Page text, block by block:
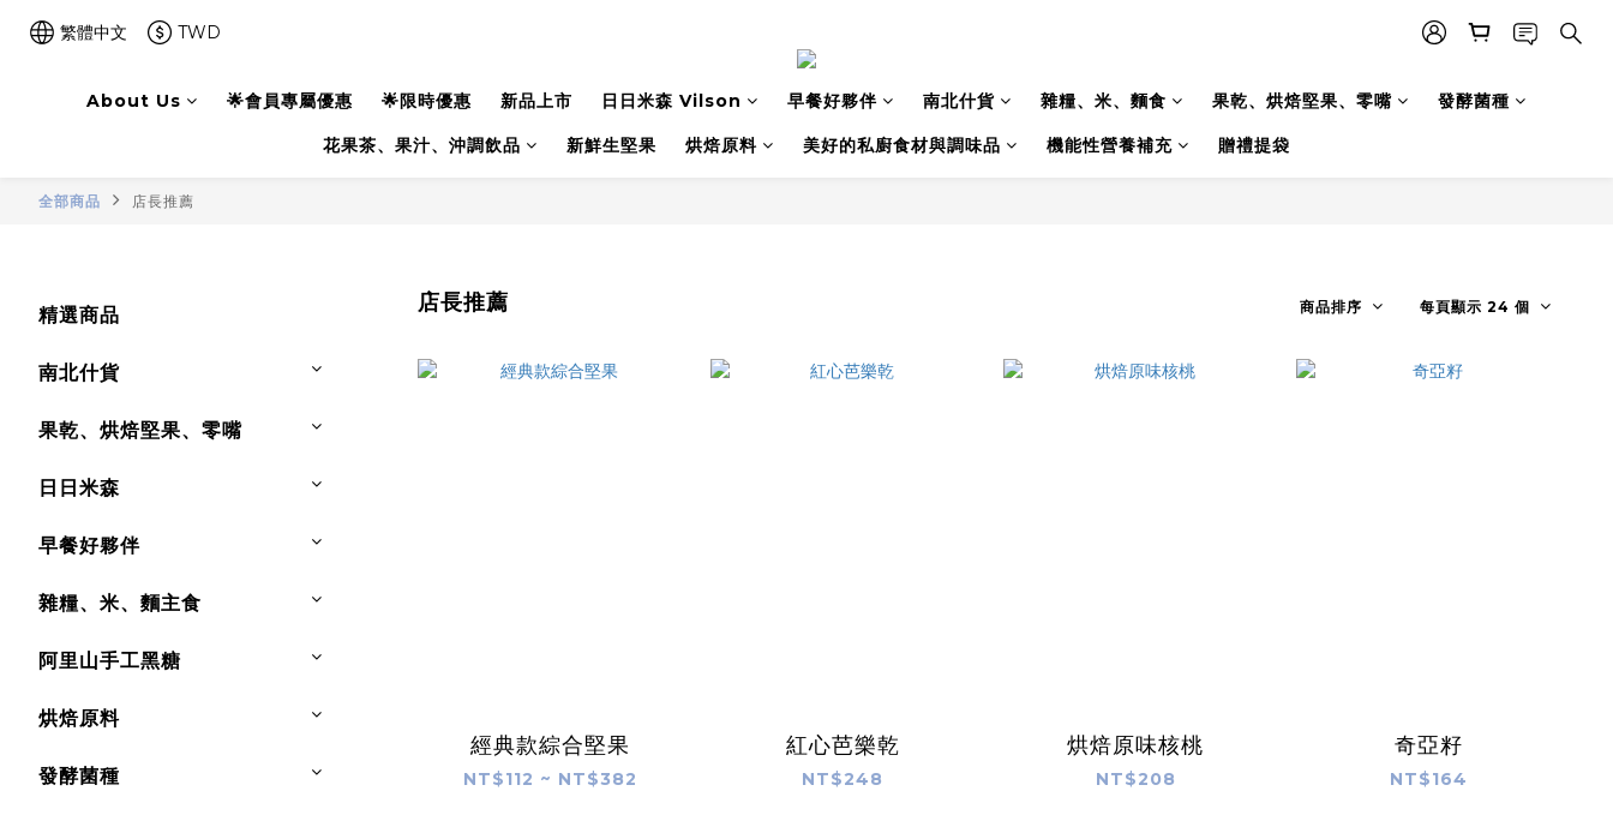
繁體中文 TWD
About Us 🌟會員專屬優惠 🌟限時優惠 新品上市 日日米森 Vilson 早餐好夥伴 南北什貨 雜糧、米、麵食 果乾、烘焙堅果、零嘴 發酵菌種
花果茶、果汁、沖調飲品 新鮮生堅果 烘焙原料 美好的私廚食材與調味品 機能性營養補充 贈禮提袋
全部商品 店長推薦
精選商品
南北什貨
果乾、烘焙堅果、零嘴
日日米森
早餐好夥伴
雜糧、米、麵主食
阿里山手工黑糖
烘焙原料
發酵菌種
店長推薦 商品排序 每頁顯示 24 個
經典款綜合堅果
NT$112 ~ NT$382
紅心芭樂乾
NT$248
烘焙原味核桃
NT$208
奇亞籽
NT$164